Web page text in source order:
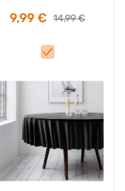
9,99 € 14,99 €